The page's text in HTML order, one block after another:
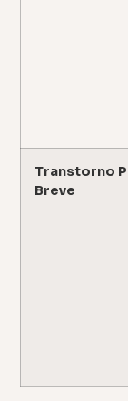
Transtorno
Breve